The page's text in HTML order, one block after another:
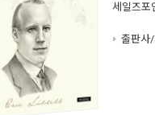
세일즈포
출판사